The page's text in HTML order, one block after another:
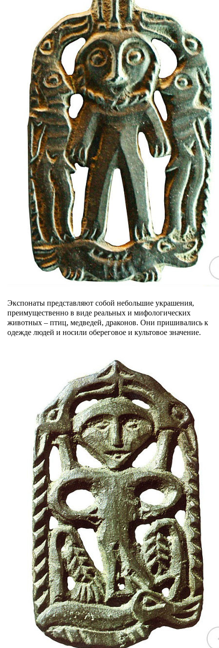
Экспонаты представляют собой небольшие украшения,
преимущественно в виде реальных и мифологических
животных – птиц, медведей, драконов. Они пришивались к
одежде людей и носили обереговое и культовое значение.